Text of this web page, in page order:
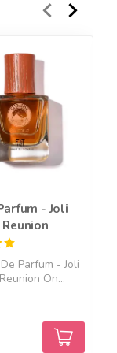
- Joli
Parfum - Joli
On...